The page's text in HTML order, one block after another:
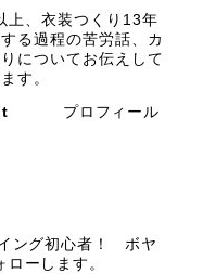
上、衣装つくり13年
る過程の苦労話、カ
についてお伝えして
す。
mint プロフィール
ング初心者！ ボヤ
ーします。